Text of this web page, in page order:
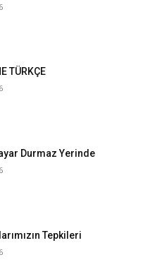
TÜRKÇE
Durmaz Yerinde
Tepkileri